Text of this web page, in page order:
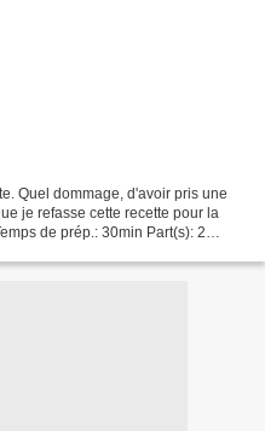
Quel dommage, d'avoir pris une
je refasse cette recette pour la
de prép.: 30min Part(s): 2